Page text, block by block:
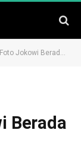
Berada di Dalam Sel Tahanan
Berada